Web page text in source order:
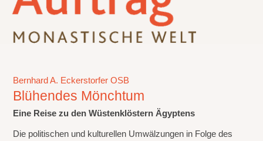
Bernhard A. Eckerstorfer OSB
Blühendes Mönchtum
Eine Reise zu den Wüstenklöstern Ägyptens
Die politischen und kulturellen Umwälzungen in Folge des